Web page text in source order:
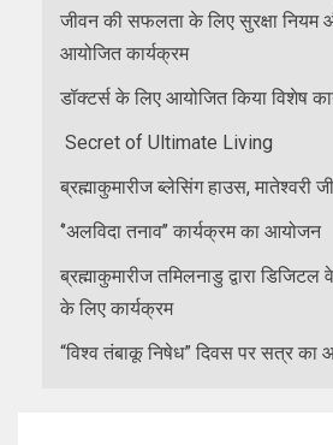
जीवन की सफलता के लिए सुरक्षा नियम
आयोजित कार्यक्रम
डॉक्टर्स के लिए आयोजित किया विशेष
Secret of Ultimate Living
ब्रह्माकुमारीज ब्लेसिंग हाउस, मातेश्वरी
‘’अलविदा तनाव’’ कार्यक्रम का आयोजन
ब्रह्माकुमारीज तमिलनाडु द्वारा
के लिए कार्यक्रम
“विश्व तंबाकू निषेध” दिवस पर सत्र का